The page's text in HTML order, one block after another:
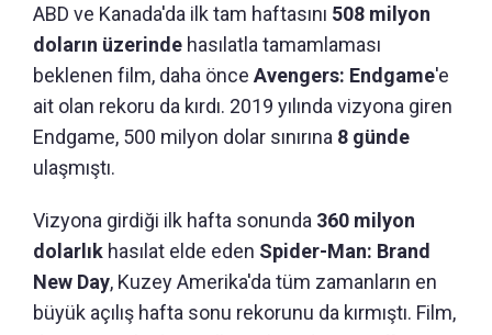
ABD ve Kanada'da ilk tam haftasını 508 milyon
doların üzerinde hasılatla tamamlaması
beklenen film, daha önce Avengers: Endgame'e
ait olan rekoru da kırdı. 2019 yılında vizyona giren
Endgame, 500 milyon dolar sınırına 8 günde
ulaşmıştı.
Vizyona girdiği ilk hafta sonunda 360 milyon
dolarlık hasılat elde eden Spider-Man: Brand
New Day, Kuzey Amerika'da tüm zamanların en
büyük açılış hafta sonu rekorunu da kırmıştı. Film,